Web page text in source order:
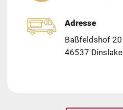
Adresse
Baßfeldshof 20
46537